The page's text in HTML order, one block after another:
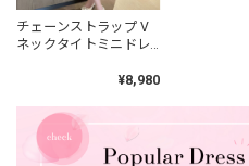
チェーンストラップ V
ネックタイトミニドレ
¥8,980